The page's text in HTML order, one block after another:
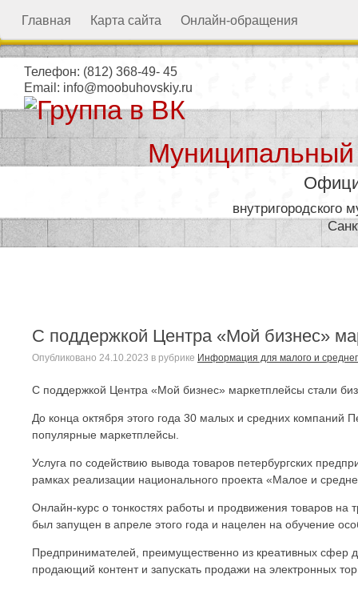
Главная Карта сайта Онлайн-обращения
Телефон: (812) 368-49- 45
Email: info@moobuhovskiy.ru
внутригородского
С поддержкой Центра «Мой бизнес»
Опубликовано 24.10.2023 в рубрике Информация для малого и
С поддержкой Центра «Мой бизнес» маркетплейсы стали
До конца октября этого года 30 малых и средних компаний
популярные маркетплейсы.
Услуга по содействию вывода товаров петербургских
рамках реализации национального проекта «Малое и
Онлайн-курс о тонкостях работы и продвижения товаров на
был запущен в апреле этого года и нацелен на обучение
Предпринимателей, преимущественно из креативных сфер
продающий контент и запускать продажи на электронных